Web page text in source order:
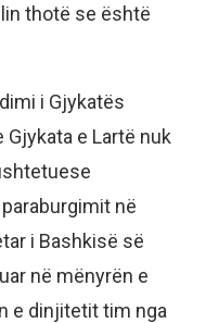
thotë se është
i Gjykatës
e Lartë nuk
në
i Bashkisë së
në mënyrën e
e dinjitetit tim nga